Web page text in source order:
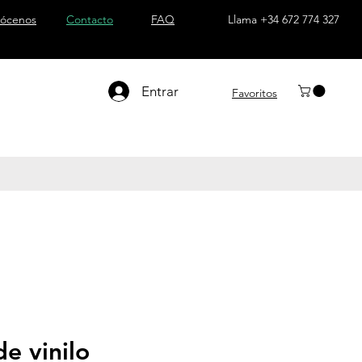
Contacto FAQ Llama +34 672 774 327
Entrar Favoritos
vinilo